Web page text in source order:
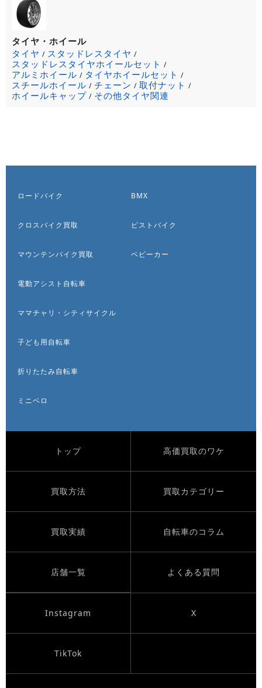
タイヤ・ホイール
タイヤ / スタッドレスタイヤ /
スタッドレスタイヤホイールセット /
アルミホイール / タイヤホイールセット /
スチールホイール / チェーン / 取付ナット /
ホイールキャップ / その他タイヤ関連
ロードバイク
クロスバイク買取
マウンテンバイク買取
電動アシスト自転車
ママチャリ・シティサイクル
子ども用自転車
折りたたみ自転車
ミニベロ
BMX
ピストバイク
ベビーカー
トップ 高価買取のワケ
買取方法 買取カテゴリー
買取実績 自転車のコラム
店舗一覧 よくある質問
Instagram X
TikTok